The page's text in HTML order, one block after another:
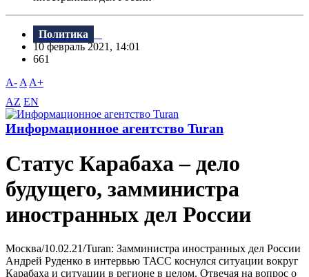
Политика
10 февраль 2021, 14:01
661
A- A A+
AZ EN
Информационное агентство Turan
Статус Карабаха – дело
будущего, замминистра
иностранных дел России
Москва/10.02.21/Turan: Замминистра иностранных дел России
Андрей Руденко в интервью ТАСС коснулся ситуации вокруг
Карабаха и ситуации в регионе в целом. Отвечая на вопрос о